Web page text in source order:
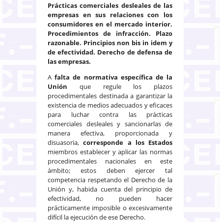
Prácticas comerciales desleales de las
empresas en sus relaciones con los
consumidores en el mercado interior.
Procedimientos de infracción. Plazo
razonable. Principios non bis in idem y
de efectividad. Derecho de defensa de
las empresas.
Afalta de normativa específica de la
Unión que regule los plazos
procedimentales destinada a garantizar la
existencia de medios adecuados y eficaces
para luchar contra las prácticas
comerciales desleales y sancionarlas de
manera efectiva, proporcionada y
disuasoria,corresponde a los Estados
miembros establecer y aplicar las normas
procedimentales nacionales en este
ámbito; estos deben ejercer tal
competencia respetando el Derecho de la
Unión y, habida cuenta del principio de
efectividad, no pueden hacer
prácticamente imposible o excesivamente
difícil la ejecución de ese Derecho.